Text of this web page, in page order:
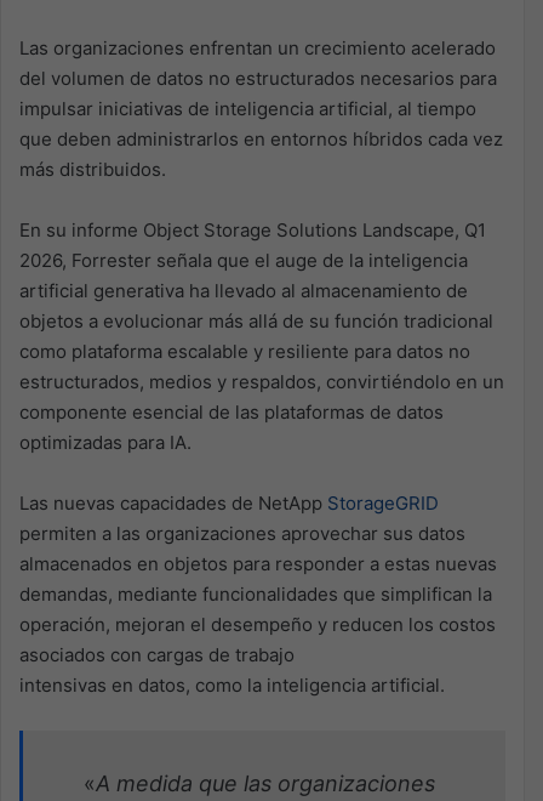
Las organizaciones enfrentan un crecimiento acelerado
del volumen de datos no estructurados necesarios para
impulsar iniciativas de inteligencia artificial, al tiempo
que deben administrarlos en entornos híbridos cada vez
más distribuidos.
En su informe Object Storage Solutions Landscape, Q1
2026, Forrester señala que el auge de la inteligencia
artificial generativa ha llevado al almacenamiento de
objetos a evolucionar más allá de su función tradicional
como plataforma escalable y resiliente para datos no
estructurados, medios y respaldos, convirtiéndolo en un
componente esencial de las plataformas de datos
optimizadas para IA.
Las nuevas capacidades de NetApp StorageGRID
permiten a las organizaciones aprovechar sus datos
almacenados en objetos para responder a estas nuevas
demandas, mediante funcionalidades que simplifican la
operación, mejoran el desempeño y reducen los costos
asociados con cargas de trabajo
intensivas en datos, como la inteligencia artificial.
«A medida que las organizaciones